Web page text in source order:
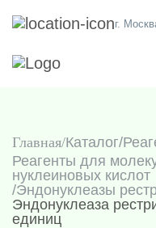
г.
Главная Каталог/
Реагенты для
нуклеиновых кислот
/Эндонуклеазы
Эндонуклеаза
единиц